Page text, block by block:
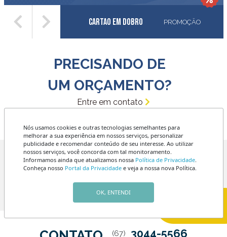
Cartao em Dobro PROMOÇÃO
PRECISANDO DE
UM ORÇAMENTO?
Entre em contato
ENDEREÇO
Av. Mato Grosso, 1316
Esquina com a Rua Arthur
Jorge
(67) 3044-5566
Nós usamos cookies e outras tecnologias semelhantes para
melhorar a sua experiência em nossos serviços, personalizar
publicidade e recomendar conteúdo de seu interesse. Ao utilizar
nossos serviços, você concorda com tal monitoramento.
Informamos ainda que atualizamos nossa Política de Privacidade.
Conheça nosso Portal da Privacidade e veja a nossa nova Política.
OK, ENTENDI